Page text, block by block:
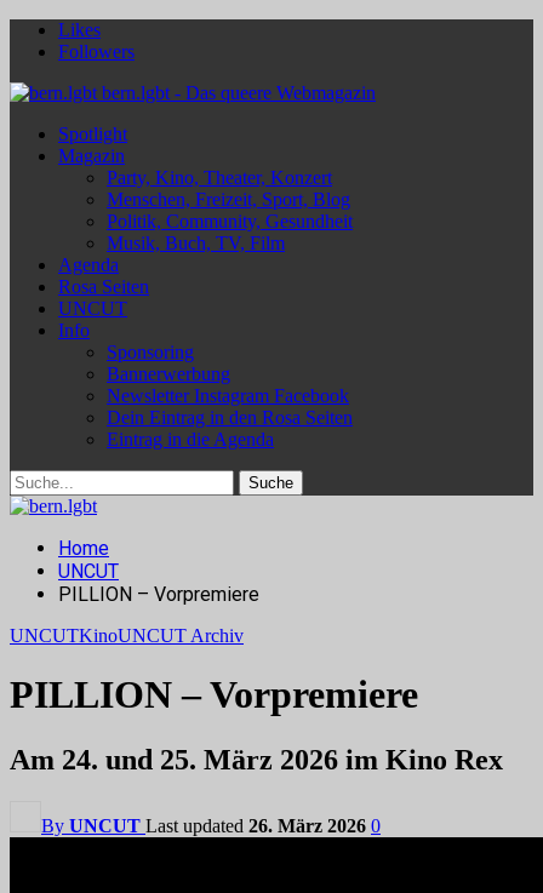
Likes
Followers
bern.lgbt - Das queere Webmagazin
Spotlight
Magazin
Party, Kino, Theater, Konzert
Menschen, Freizeit, Sport, Blog
Politik, Community, Gesundheit
Musik, Buch, TV, Film
Agenda
Rosa Seiten
UNCUT
Info
Sponsoring
Bannerwerbung
Newsletter Instagram Facebook
Dein Eintrag in den Rosa Seiten
Eintrag in die Agenda
Home
UNCUT
PILLION – Vorpremiere
UNCUTKinoUNCUT Archiv
PILLION – Vorpremiere
Am 24. und 25. März 2026 im Kino Rex
By UNCUT Last updated 26. März 2026 0